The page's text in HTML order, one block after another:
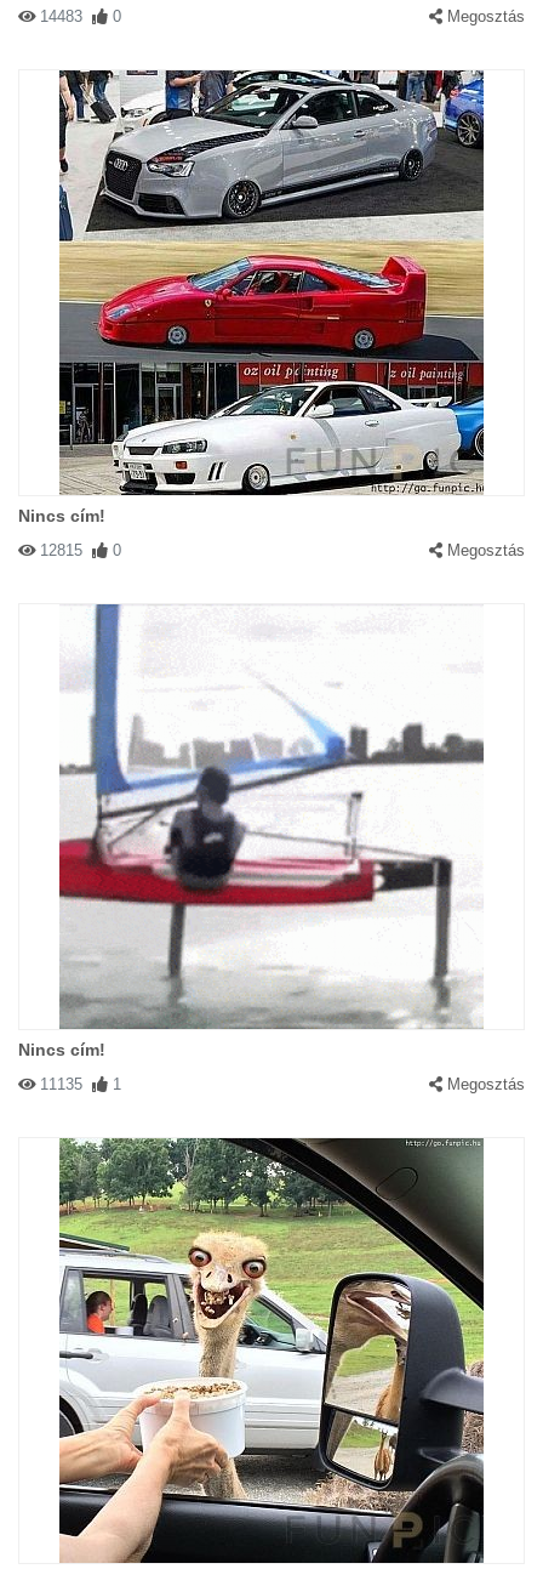
14483 0 Megosztás
Nincs cím!
12815 0 Megosztás
Nincs cím!
11135 1 Megosztás